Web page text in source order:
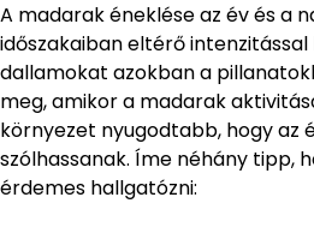
A madarak éneklése az év és a
időszakaiban eltérő
dallamokat azokban a
meg, amikor a madarak
környezet nyugodtabb, hogy az
szólhassanak. Íme néhány tipp,
érdemes hallgatózni: